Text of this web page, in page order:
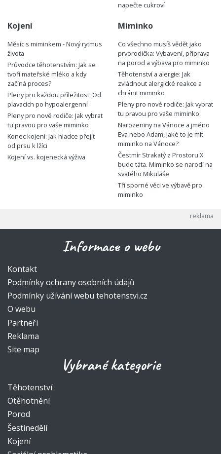
napečte cukroví
Kojení
Měsíc s miminkem - Nový rytmus
života
Průvodce těhotenstvím: Jak se
tvoří mateřské mléko a kdy
začíná proces?
Pleny pro každou příležitost: Od
plavacích po hypoalergenní
Pleny pro nové rodiče: Jak vybrat
tu pravou pro vaše miminko
Konec kojení: Jak hladce přejít
od prsu k lžíci
Kojení vs. kojenecká výživa
Miminko
Co všechno musíš vědět jako
prvorodička: Vybavení, příprava
na porod a výbava pro miminko
Těhotenství a alergie: Jak
zvládnout alergické reakce a
chránit miminko
Pleny pro nové rodiče: Jak vybrat
tu pravou pro vaše miminko
Narozeniny na Vánoce a jméno
Eva nebo Adam, jaké to je mít
miminko na Vánoce?
Čestmír Strakatý z Prostoru X
bude táta. Miminko se narodí na
svatého Mikuláše
Tři sporné věci ve výbavě pro
miminko
Informace o webu
Kontakt
Podmínky ochrany osobních údajů
Podmínky užívání webu tehotenstvi.cz
O webu
Partneři
Reklama
Site map
Vybrané kategorie
Těhotenství
Otěhotnění
Porod
Šestinedělí
Kojení